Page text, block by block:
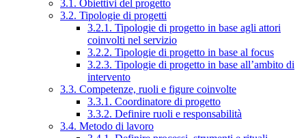
3.1. Obiettivi del progetto
3.2. Tipologie di progetti
3.2.1. Tipologie di progetto in base agli attori
coinvolti nel servizio
3.2.2. Tipologie di progetto in base al focus
3.2.3. Tipologie di progetto in base all’ambito di
intervento
3.3. Competenze, ruoli e figure coinvolte
3.3.1. Coordinatore di progetto
3.3.2. Definire ruoli e responsabilità
3.4. Metodo di lavoro